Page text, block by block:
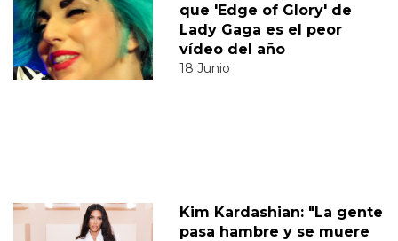
que 'Edge of Glory' de
Lady Gaga es el peor
vídeo del año
18 Junio
Kim Kardashian: "La gente
pasa hambre y se muere